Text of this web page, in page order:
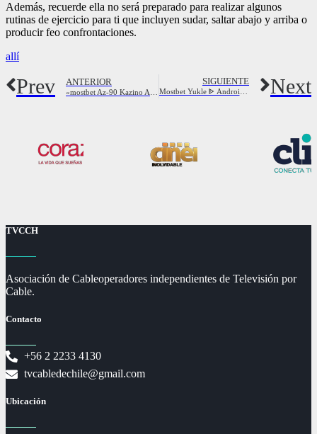
Además, recuerde ella no será preparado para realizar algunos
rutinas de ejercicio para ti que incluyen sudar, saltar abajo y arriba o
producir feo confrontaciones.
allí
Prev ANTERIOR SIGUIENTE Next
TVCCH
Asociación de Cableoperadores independientes de Televisión por
Cable.
Contacto
+56 2 2233 4130
tvcabledechile@gmail.com
Ubicación